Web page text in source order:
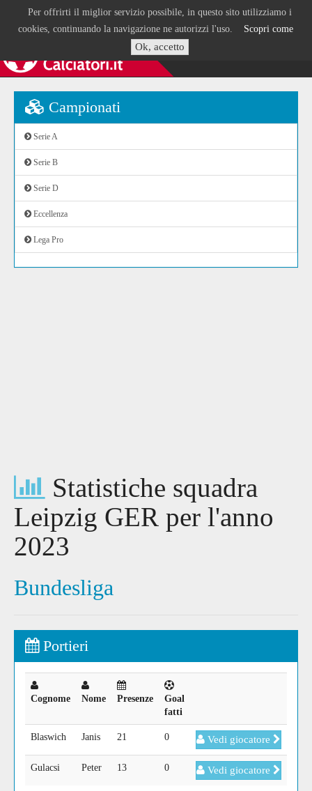
Per offrirti il miglior servizio possibile, in questo sito utilizziamo i
cookies, continuando la navigazione ne autorizzi l'uso. Scopri come
Ok, accetto
Campionati
Serie A
Serie B
Serie D
Eccellenza
Lega Pro
Statistiche squadra
Leipzig GER per l'anno
2023
Bundesliga
Portieri
Cognome Nome Presenze
Goal
fatti
Blaswich Janis 21 0 Vedi giocatore
Gulacsi Peter 13 0 Vedi giocatore